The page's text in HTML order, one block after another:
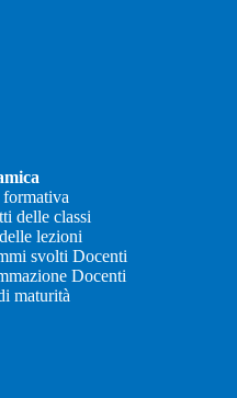
delle classi
lezioni
svolti Docenti
Docenti
maturità